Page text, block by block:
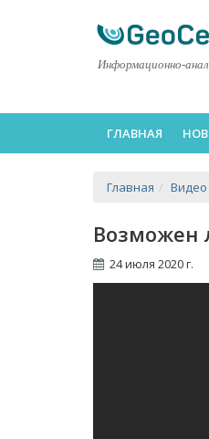
Информационно-
ГЛАВНАЯ
Главная Видео
Возможен
24 июля 2020 г.